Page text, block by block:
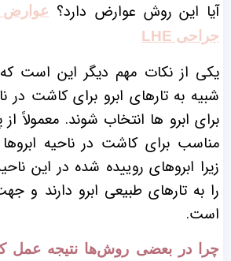
آیا این روش عوارض دارد؟ عوارض
جراحی LHE
یکی از نکات مهم دیگر این است
شبیه به تارهای ابرو برای کاشت
برای ابرو ها انتخاب شوند. معمولاً
مناسب برای کاشت در ناحیه
زیرا ابروهای روییده شده در این
را به تارهای طبیعی ابرو دارند و
است.
چرا در بعضی روش‌ها نتیجه